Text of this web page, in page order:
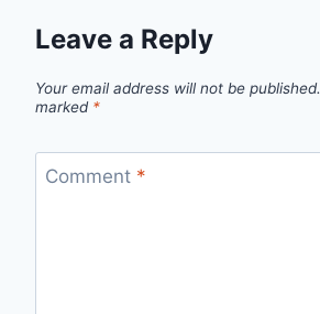
Leave a Reply
Your email address will not be published.
marked *
Comment *